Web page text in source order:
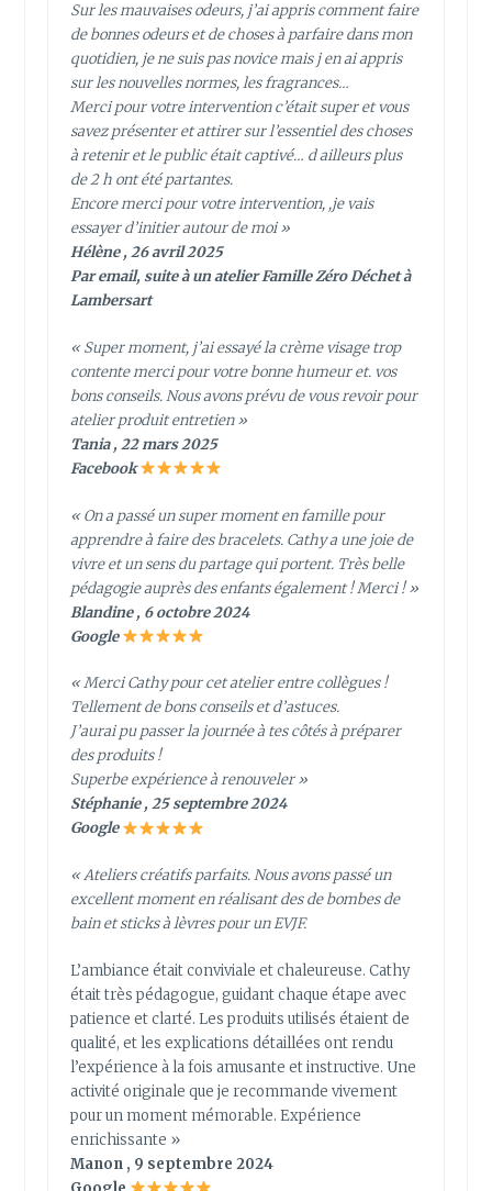
Sur les mauvaises odeurs, j’ai appris comment faire
de bonnes odeurs et de choses à parfaire dans mon
quotidien, je ne suis pas novice mais j en ai appris
sur les nouvelles normes, les fragrances…
Merci pour votre intervention c’était super et vous
savez présenter et attirer sur l’essentiel des choses
à retenir et le public était captivé… d ailleurs plus
de 2 h ont été partantes.
Encore merci pour votre intervention, ,je vais
essayer d’initier autour de moi »
Hélène , 26 avril 2025
Par email, suite à un atelier Famille Zéro Déchet à
Lambersart
« Super moment, j’ai essayé la crème visage trop
contente merci pour votre bonne humeur et. vos
bons conseils. Nous avons prévu de vous revoir pour
atelier produit entretien »
Tania , 22 mars 2025
Facebook
« On a passé un super moment en famille pour
apprendre à faire des bracelets. Cathy a une joie de
vivre et un sens du partage qui portent. Très belle
pédagogie auprès des enfants également ! Merci ! »
Blandine , 6 octobre 2024
Google
« Merci Cathy pour cet atelier entre collègues !
Tellement de bons conseils et d’astuces.
J’aurai pu passer la journée à tes côtés à préparer
des produits !
Superbe expérience à renouveler »
Stéphanie , 25 septembre 2024
Google
« Ateliers créatifs parfaits. Nous avons passé un
excellent moment en réalisant des de bombes de
bain et sticks à lèvres pour un EVJF.
L’ambiance était conviviale et chaleureuse. Cathy
était très pédagogue, guidant chaque étape avec
patience et clarté. Les produits utilisés étaient de
qualité, et les explications détaillées ont rendu
l’expérience à la fois amusante et instructive. Une
activité originale que je recommande vivement
pour un moment mémorable. Expérience
enrichissante »
Manon , 9 septembre 2024